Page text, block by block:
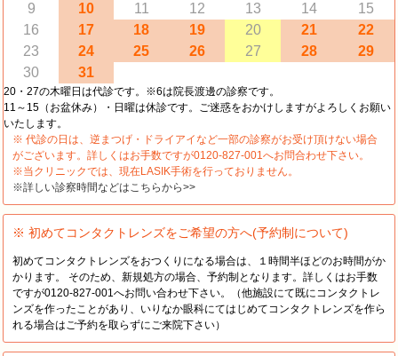
9
10 11 12 13 14
15
16
17 18 19 20 21
22
23
24 25 26 27 28
29
30
31
20・27の木曜日は代診です。※6は院長渡邊の診察です。
11～15（お盆休み）・日曜は休診です。ご迷惑をおかけしますがよろしくお願い
いたします。
※ 代診の日は、逆まつげ・ドライアイなど一部の診察がお受け頂けない場合
がございます。詳しくはお手数ですが0120-827-001へお問合わせ下さい。
※当クリニックでは、現在LASIK手術を行っておりません。
※詳しい診察時間などはこちらから>>
※ 初めてコンタクトレンズをご希望の方へ(予約制について)
初めてコンタクトレンズをおつくりになる場合は、１時間半ほどのお時間がか
かります。 そのため、新規処方の場合、予約制となります。詳しくはお手数
ですが0120-827-001へお問い合わせ下さい。（他施設にて既にコンタクトレ
ンズを作ったことがあり、いりなか眼科にてはじめてコンタクトレンズを作ら
れる場合はご予約を取らずにご来院下さい）